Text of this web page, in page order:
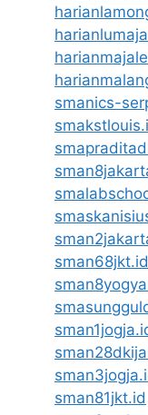
smanics-
sman68jkt.id
sman81jkt.id